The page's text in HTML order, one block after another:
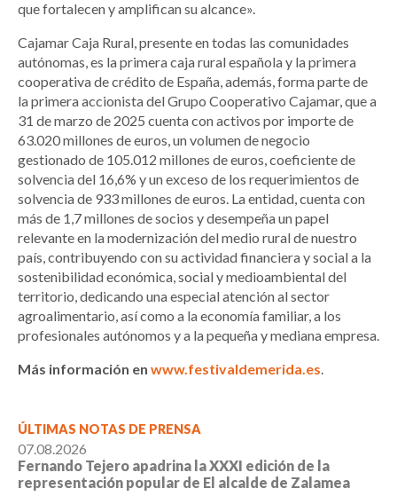
que fortalecen y amplifican su alcance».
Cajamar Caja Rural, presente en todas las comunidades
autónomas, es la primera caja rural española y la primera
cooperativa de crédito de España, además, forma parte de
la primera accionista del Grupo Cooperativo Cajamar, que a
31 de marzo de 2025 cuenta con activos por importe de
63.020 millones de euros, un volumen de negocio
gestionado de 105.012 millones de euros, coeficiente de
solvencia del 16,6% y un exceso de los requerimientos de
solvencia de 933 millones de euros. La entidad, cuenta con
más de 1,7 millones de socios y desempeña un papel
relevante en la modernización del medio rural de nuestro
país, contribuyendo con su actividad financiera y social a la
sostenibilidad económica, social y medioambiental del
territorio, dedicando una especial atención al sector
agroalimentario, así como a la economía familiar, a los
profesionales autónomos y a la pequeña y mediana empresa.
Más información en www.festivaldemerida.es.
ÚLTIMAS NOTAS DE PRENSA
07.08.2026
Fernando Tejero apadrina la XXXI edición de la
representación popular de El alcalde de Zalamea